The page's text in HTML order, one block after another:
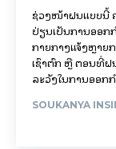
ຊ່ວງໜ້າຝົນແບບນີ້
ປ່ຽນເປັນການອອກ
ກາຍກາງແຈ້ງຫຼາຍ
ເຊົາຕົກ ຫຼື ຕອນທີ່ຝົ
ລະວັງໃນການອອກ
SOUKANYA